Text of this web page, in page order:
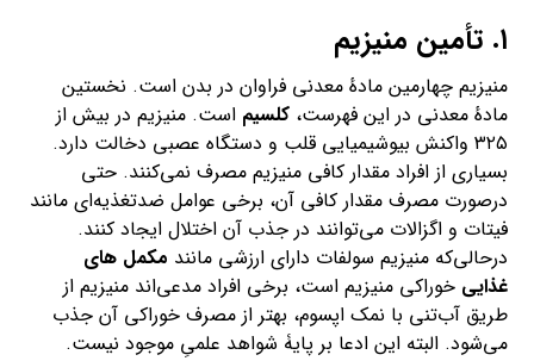
۱. تأمین منیزیم
منیزیم چهارمین مادهٔ معدنی فراوان در بدن است. نخستین
مادهٔ معدنی در این فهرست،کلسیم است. منیزیم در بیش از
۳۲۵ واکنش بیوشیمیایی قلب و دستگاه عصبی دخالت دارد.
بسیاری از افراد مقدار کافی منیزیم مصرف نمی‌کنند. حتی
درصورت مصرف مقدار کافی آن، برخی عوامل ضدتغذیه‌ای مانند
فیتات و اگزالات می‌توانند در جذب آن اختلال ایجاد کنند.
درحالی‌که منیزیم سولفات دارای ارزشی مانند مکمل های
غذایی خوراکی منیزیم است، برخی افراد مدعی‌اند منیزیم از
طریق آب‌تنی با نمک اپسوم، بهتر از مصرف خوراکی آن جذب
می‌شود. البته این ادعا بر پایۀ شواهد علمیِ موجود نیست.